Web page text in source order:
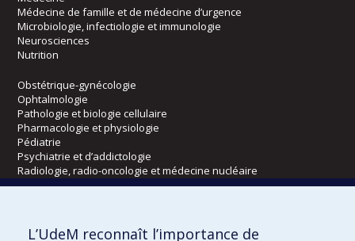
Médecine de famille et de médecine d’urgence
Microbiologie, infectiologie et immunologie
Neurosciences
Nutrition
Obstétrique-gynécologie
Ophtalmologie
Pathologie et biologie cellulaire
Pharmacologie et physiologie
Pédiatrie
Psychiatrie et d’addictologie
Radiologie, radio-oncologie et médecine nucléaire
L’UdeM reconnaît l’importance de